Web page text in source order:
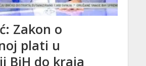
Zakon o
plati u
BiH do kraja